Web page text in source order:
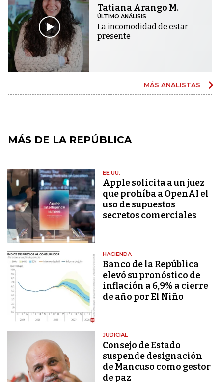
Tatiana Arango M.
ÚLTIMO ANÁLISIS
La incomodidad de estar
presente
MÁS ANALISTAS
MÁS DE LA REPÚBLICA
EE.UU.
Apple solicita a un juez
que prohíba a OpenAI el
uso de supuestos
secretos comerciales
HACIENDA
Banco de la República
elevó su pronóstico de
inflación a 6,9% a cierre
de año por El Niño
JUDICIAL
Consejo de Estado
suspende designación
de Mancuso como gestor
de paz